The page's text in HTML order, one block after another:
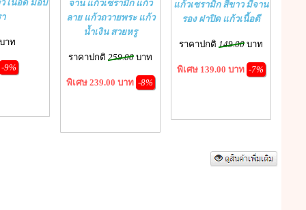
เนื้อดี มอบ
าท
-9%
จาน แก้วเซรามิก แก้ว
ลาย แก้วถวายพระ แก้ว
น้ำเงิน สวยหรู
ราคาปกติ 259.00 บาท
พิเศษ 239.00 บาท -8%
แก้วเซรามิก สีขาว มีจาน
รอง ฝาปิด แก้วเนื้อดี
ราคาปกติ 149.00 บาท
พิเศษ 139.00 บาท -7%